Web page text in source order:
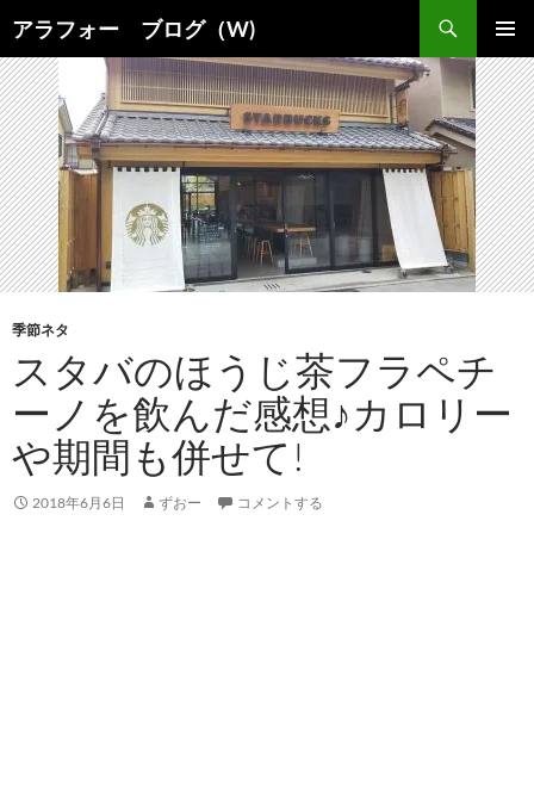
ン
テ
ン
ツ
へ
ス
キ
ッ
プ
アラフォー ブログ（W)
索
メインメ
ニュー
季節ネタ
スタバのほうじ茶フラペチ
ーノを飲んだ感想♪カロリー
や期間も併せて!
2018年6月6日 ずおー コメントする